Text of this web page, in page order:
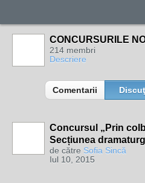
CONCURSURILE
214 membri
Descriere
Comentarii
Concursul „Prin
Secțiunea
de către Sofia Sincă
Iul 10, 2015